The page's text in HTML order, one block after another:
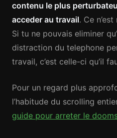
contenu le plus
acceder au travail. Ce
Si tu ne pouvais eliminer
distraction du telephone
travail, c’est celle-ci qu’il
Pour un regard plus
l’habitude du scrolling
guide pour arreter le